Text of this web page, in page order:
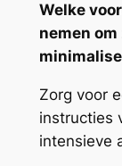
Welke
nemen
Zorg voor
instructies
intensieve